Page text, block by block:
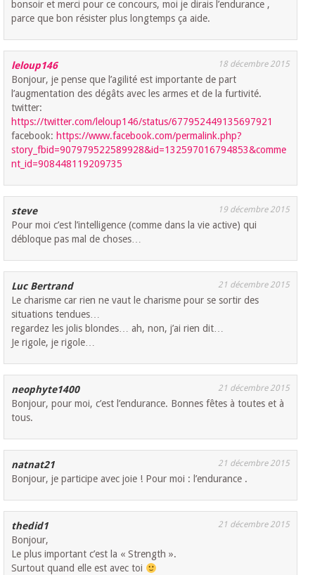
bonsoir et merci pour ce concours, moi je dirais l’endurance ,
parce que bon résister plus longtemps ça aide.
leloup146 18 décembre 2015
Bonjour, je pense que l’agilité est importante de part
l’augmentation des dégâts avec les armes et de la furtivité.
twitter:
https://twitter.com/leloup146/status/677952449135697921
facebook: https://www.facebook.com/permalink.php?
story_fbid=907979522589928&id=132597016794853&comme
nt_id=908448119209735
steve 19 décembre 2015
Pour moi c’est l’intelligence (comme dans la vie active) qui
débloque pas mal de choses…
Luc Bertrand 21 décembre 2015
Le charisme car rien ne vaut le charisme pour se sortir des
situations tendues…
regardez les jolis blondes… ah, non, j’ai rien dit…
Je rigole, je rigole…
neophyte1400 21 décembre 2015
Bonjour, pour moi, c’est l’endurance. Bonnes fêtes à toutes et à
tous.
natnat21 21 décembre 2015
Bonjour, je participe avec joie ! Pour moi : l’endurance .
thedid1 21 décembre 2015
Bonjour,
Le plus important c’est la « Strength ».
Surtout quand elle est avec toi